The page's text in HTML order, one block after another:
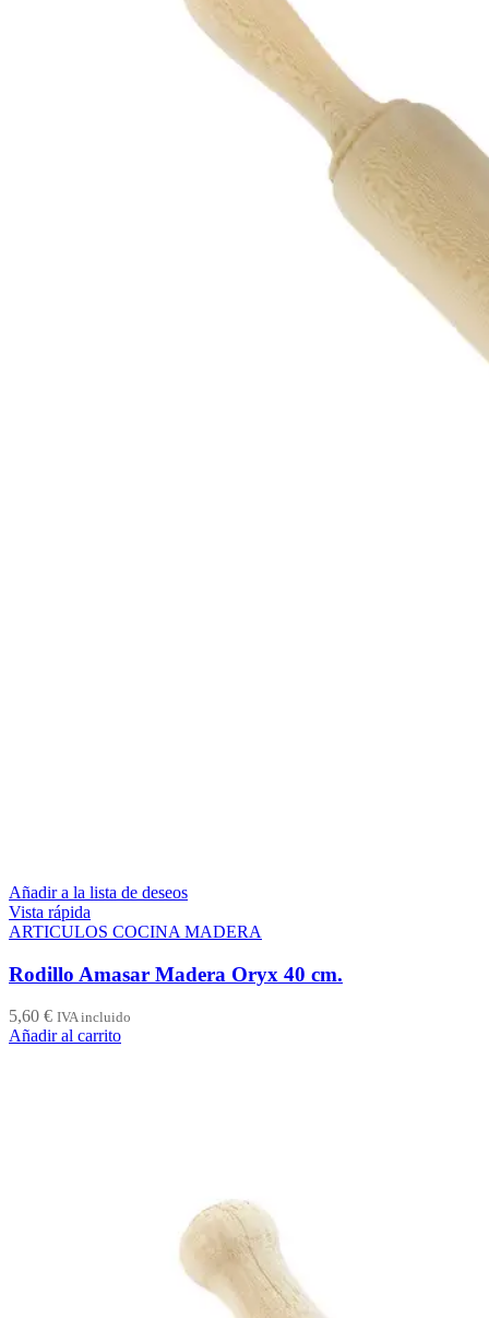
Añadir a la lista de deseos
Vista rápida
ARTICULOS COCINA MADERA
Rodillo Amasar Madera Oryx 40 cm.
5,60 € IVA incluido
Añadir al carrito